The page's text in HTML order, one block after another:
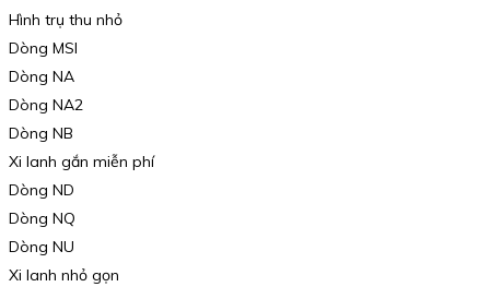
Hình trụ thu nhỏ
Dòng MSI
Dòng NA
Dòng NA2
Dòng NB
Xi lanh gắn miễn phí
Dòng ND
Dòng NQ
Dòng NU
Xi lanh nhỏ gọn